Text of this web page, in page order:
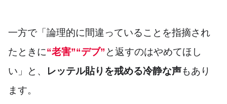
一方で「論理的に間違っていることを指摘され
たときに“老害”“デブ”と返すのはやめてほし
い」と、
レッテル貼りを戒める冷静な声もあり
ます。